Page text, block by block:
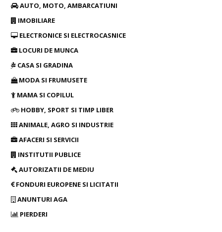
AUTO, MOTO, AMBARCATIUNI
IMOBILIARE
ELECTRONICE SI ELECTROCASNICE
LOCURI DE MUNCA
CASA SI GRADINA
MODA SI FRUMUSETE
MAMA SI COPILUL
HOBBY, SPORT SI TIMP LIBER
ANIMALE, AGRO SI INDUSTRIE
AFACERI SI SERVICII
INSTITUTII PUBLICE
AUTORIZATII DE MEDIU
FONDURI EUROPENE SI LICITATII
ANUNTURI AGA
PIERDERI